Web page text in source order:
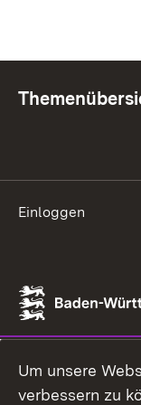
Einloggen
Um unsere
verbessern zu